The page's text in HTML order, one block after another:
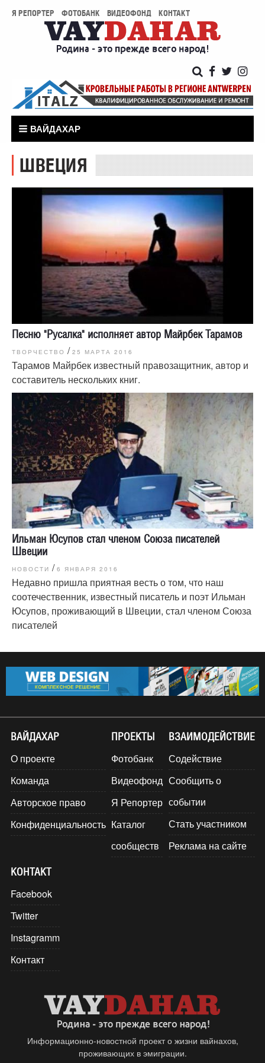
Я РЕПОРТЕР ФОТОБАНК ВИДЕОФОНД КОНТАКТ
ВАЙДАХАР
ШВЕЦИЯ
Песню "Русалка" исполняет автор Майрбек Тарамов
ТВОРЧЕСТВО / 25 МАРТА 2016
Тарамов Майрбек известный правозащитник, автор и
составитель нескольких книг.
Ильман Юсупов стал членом Союза писателей
Швеции
НОВОСТИ / 6 ЯНВАРЯ 2016
Недавно пришла приятная весть о том, что наш
соотечественник, известный писатель и поэт Ильман
Юсупов, проживающий в Швеции, стал членом Союза
писателей
ВАЙДАХАР
О проекте
Команда
Авторское право
Конфиденциальность
ПРОЕКТЫ
Фотобанк
Видеофонд
Я Репортер
Каталог
сообществ
ВЗАИМОДЕЙСТВИЕ
Содействие
Сообщить о
событии
Стать участником
Реклама на сайте
КОНТАКТ
Facebook
Twitter
Instagramm
Контакт
Информационно-новостной проект о жизни вайнахов,
проживающих в эмиграции.